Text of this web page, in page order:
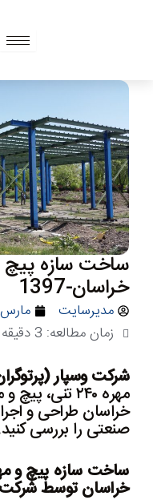
ساخت سازه پیچ
خراسان-1397
مدیرسایت
مارس 26, 2025
زمان مطالعه: 3دقیقه
شرکت وسپار
مهره ۲۴۰
خراسان طراحی و
صنعتی را بررسی
خراسان توسط شرکت